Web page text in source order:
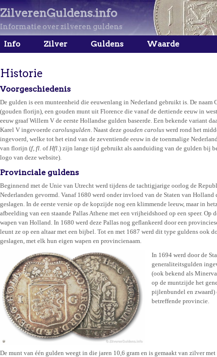
ZilverenGuldens.info
Informatie over zilveren guldens
Info Zilver Guldens Waarde
Historie
Voorgeschiedenis
De gulden is een munteenheid die eeuwenlang in Nederland gebruikt is. De
(gouden florijn), een gouden munt uit Florence die vanaf de dertiende eeuw in
eeuw graaf Willem V de eerste Hollandse gulden baseerde. Een bekende variant
Karel V ingevoerde carolusgulden . Naast deze gouden carolus werd rond het
ingevoerd, welke tot het eind van de zeventiende eeuw in de toenmalige
van florijn (f, fl. of Hfl. ) zijn lange tijd gebruikt als aanduiding van de gulden bij
logo van deze website).
Provinciale guldens
Beginnend met de Unie van Utrecht werd tijdens de tachtigjarige oorlog de
Nederlanden gevormd. Vanaf 1680 werd onder invloed van de Staten van Holland
geslagen. In de eerste versie op de kopzijde nog een klimmende leeuw, maar in
afbeelding van een staande Pallas Athene met een vrijheidshoed op een speer. Op
wapen van Holland. In 1680 werd deze Pallas nog geflankeerd door een
leunt ze op een altaar met een bijbel. Tot en met 1687 werd dit type guldens ook
geslagen, met elk hun eigen wapen en provincienaam.
In 1694 werd door de
generaliteitsgulden
(ook bekend als
op de muntzijde het
pijlenbundel en zwaard)
betreffende provincie.
De munt van één gulden weegt in die jaren 10,6 gram en is gemaakt van zilver